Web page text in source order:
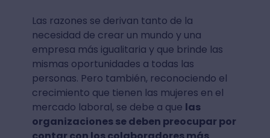
Las razones se derivan tanto de la
necesidad de crear un mundo y una
empresa más igualitaria y que brinde las
mismas oportunidades a todas las
personas. Pero también, reconociendo el
crecimiento que tienen las mujeres en el
mercado laboral, se debe a que las
organizaciones se deben preocupar por